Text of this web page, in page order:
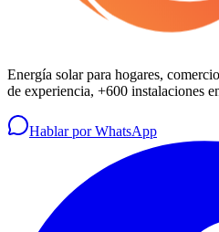
Energía solar para hogares,
de experiencia, +600 instalaciones
Hablar por WhatsApp